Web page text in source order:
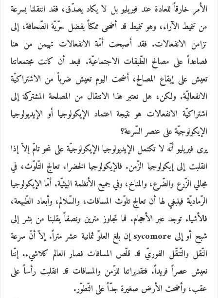
الأمر خارقاً للعادة عند فيريليو بل لا يكاد يصدّق، فقد انتقلنا بسرعة
من تنميط الآراء، وهو تنميط قد أضحى ممكناً بفضل حرّيّة الصّحافة، إلى
تزامن الانفعالات. فقد أصبحت أمّة الانفعالات تهيمن من هنا
فصاعداً على مصالح الطّبقات الاجتماعيّة. فبعد أن كانت مجتمعاتنا
تعيش على إيقاع المصالح، أضحت اليوم تعيش ضرباً من الاشتراكيّة
الانفعاليّة. ولكن، هل نعتبر هذا الانتقال من المصلحة المشتركة إلى
اشتراكيّة الانفعالات هو نتيجة اعتماد الإيكولوجيا أو الإيديولوجيا
الإيكولوجيّة على عنصر السّرعة؟
يرى فيريليو أنّه لا تكتمل الإيديولوجيا الإيكولوجيّة على نحو تامّ إلاّ إذا
انقلبت إلى إيكولوجيا الزّمن. فالإيكولوجيا الخضراء تعالج التّلوّث، في
مجالي الزّرع والضّرع، والمناخ، وفي جميع الأنظمة البيئيّة. أمّا الإيكولوجيا
الرّماديّة فينبغي لها أن تعالج تلوّث المسافات، والسّلالم، وأبعاد الطّبيعة،
فالأشياء توجد عبر الأحجام. فما تجاوز مترين ونصفاً يقلبنا من بشر إلى
شبح أو إلى sycomore إن بلغ العلوّ ثمانية عشر متراً. إلاّ أنّ سرعة
النّقل والتّنقّل الفوريّ قد قلّص المسافات فصار العالم كلاشيء. إنّنا
نعيش عصراً فريداً. فتقديراتنا للزّمن والمسافات قد انقلبت رأساً على
عقب، وأضحت الأرض صغيرة جدّاً على التّطوّر.